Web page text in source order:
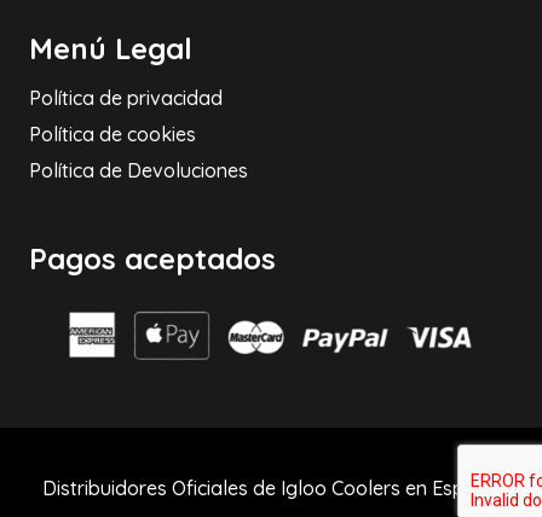
Menú Legal
Política de privacidad
Política de cookies
Política de Devoluciones
Pagos aceptados
Distribuidores Oficiales de Igloo Coolers en España